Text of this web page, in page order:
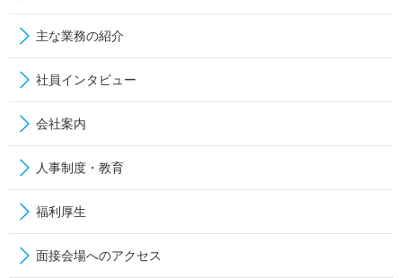
主な業務の紹介
社員インタビュー
会社案内
人事制度・教育
福利厚生
面接会場へのアクセス